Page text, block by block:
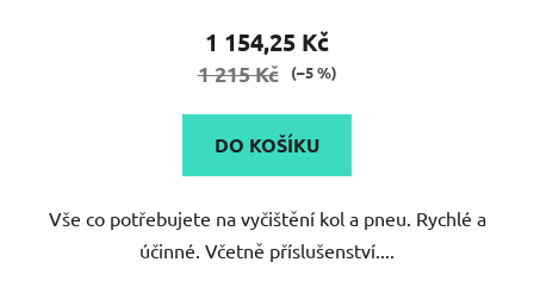
1 154,25 Kč
1 215 Kč (–5 %)
DO KOŠÍKU
Vše co potřebujete na vyčištění kol a pneu. Rychlé a
účinné. Včetně příslušenství....